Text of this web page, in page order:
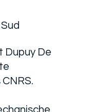
Dupuy De